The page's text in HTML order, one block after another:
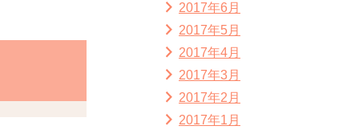
2017年6月
2017年5月
2017年4月
2017年3月
2017年2月
2017年1月